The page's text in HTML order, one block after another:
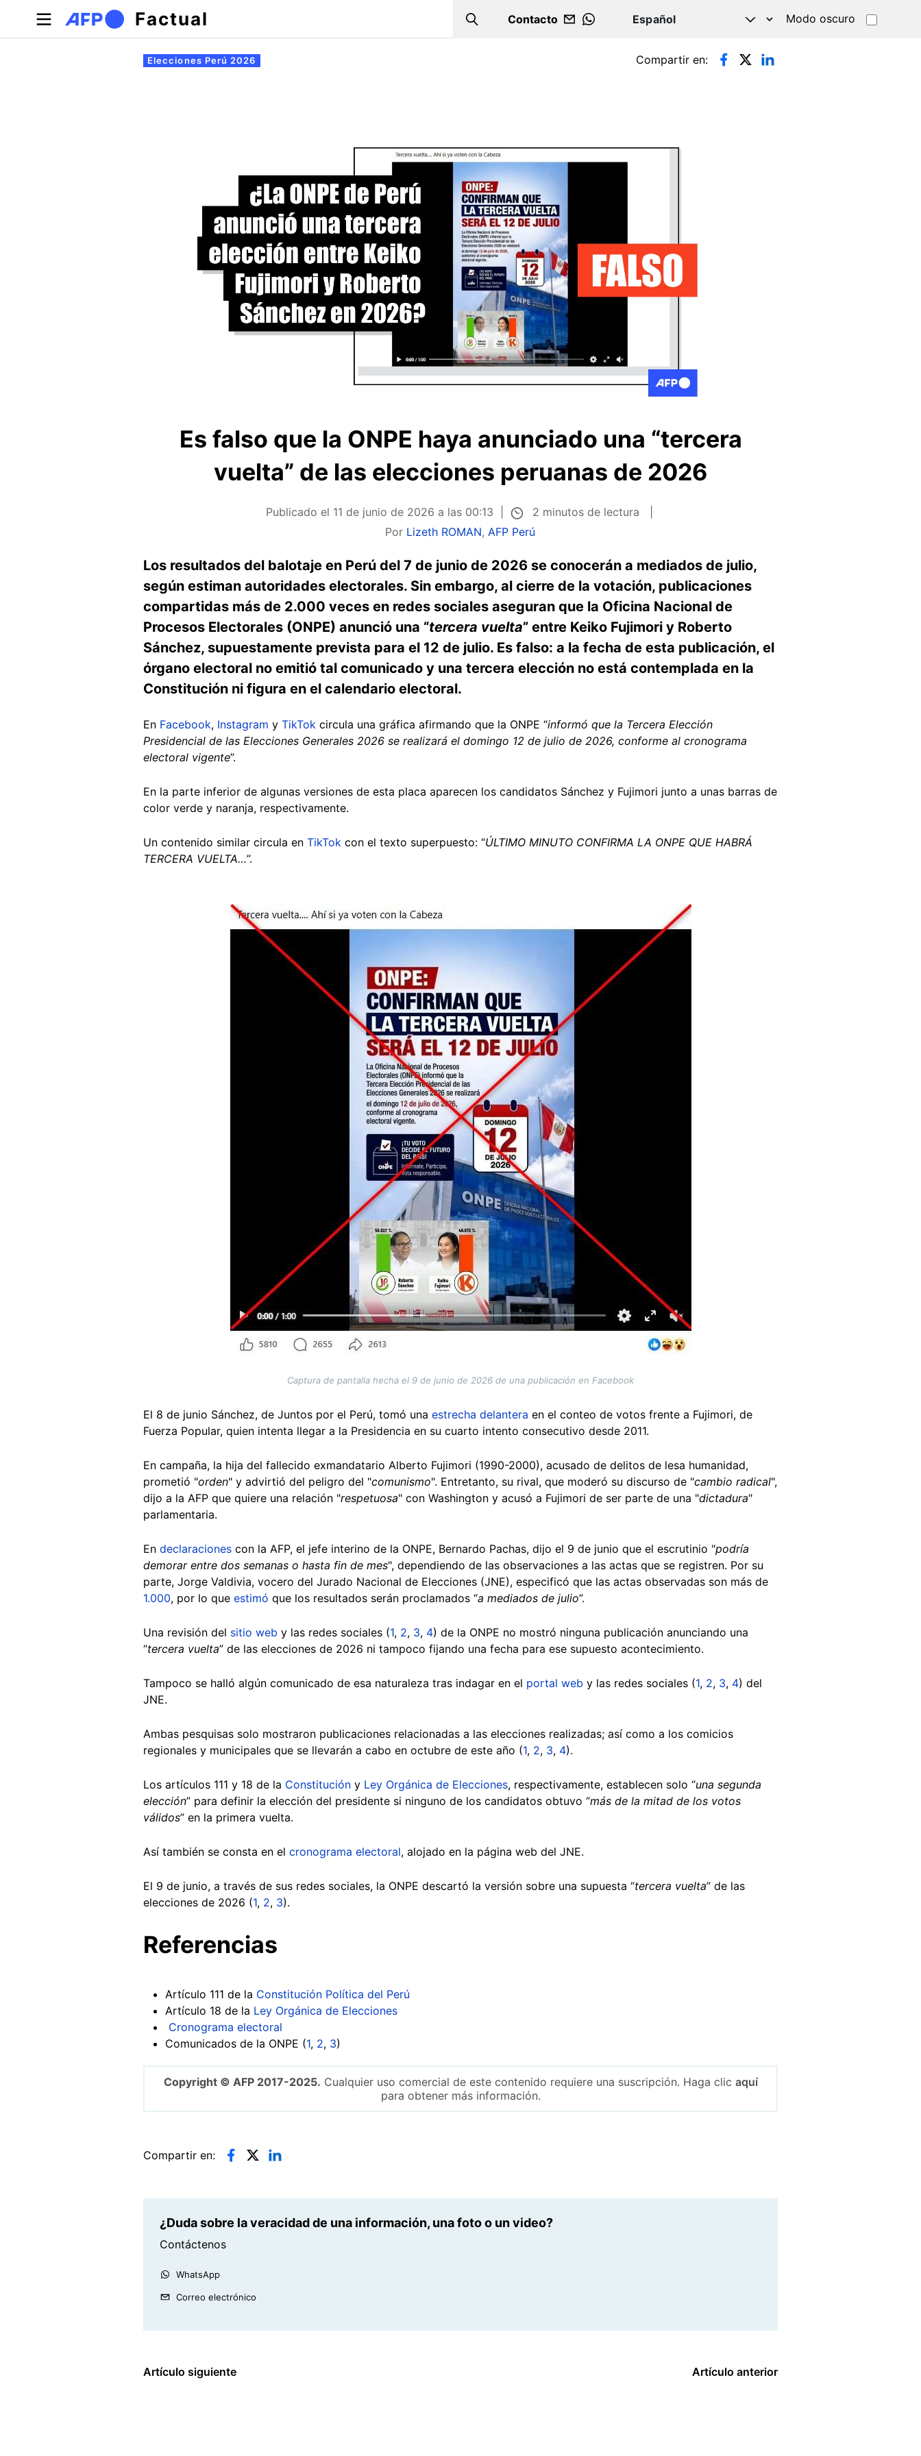
Pasar al contenido principal
Factual Search
Contacto
WHATSAPP
Modo oscuro
Solapas principales
Elecciones Perú 2026 Compartir en:
Es falso que la ONPE haya anunciado una “tercera
vuelta” de las elecciones peruanas de 2026
Publicado el 11 de junio de 2026 a las 00:13
2 minutos de lectura
Por Lizeth ROMAN, AFP Perú
Los resultados del balotaje en Perú del 7 de junio de 2026 se conocerán a mediados de julio,
según estiman autoridades electorales. Sin embargo, al cierre de la votación, publicaciones
compartidas más de 2.000 veces en redes sociales aseguran que la Oficina Nacional de
Procesos Electorales (ONPE) anunció una “tercera vuelta” entre Keiko Fujimori y Roberto
Sánchez, supuestamente prevista para el 12 de julio. Es falso: a la fecha de esta publicación, el
órgano electoral no emitió tal comunicado y una tercera elección no está contemplada en la
Constitución ni figura en el calendario electoral.
En Facebook, Instagram y TikTok circula una gráfica afirmando que la ONPE “informó que la Tercera Elección
Presidencial de las Elecciones Generales 2026 se realizará el domingo 12 de julio de 2026, conforme al cronograma
electoral vigente”.
En la parte inferior de algunas versiones de esta placa aparecen los candidatos Sánchez y Fujimori junto a unas barras de
color verde y naranja, respectivamente.
Un contenido similar circula en TikTok con el texto superpuesto: “ÚLTIMO MINUTO CONFIRMA LA ONPE QUE HABRÁ
TERCERA VUELTA…”.
Captura de pantalla hecha el 9 de junio de 2026 de una publicación en Facebook
El 8 de junio Sánchez, de Juntos por el Perú, tomó una estrecha delantera en el conteo de votos frente a Fujimori, de
Fuerza Popular, quien intenta llegar a la Presidencia en su cuarto intento consecutivo desde 2011.
En campaña, la hija del fallecido exmandatario Alberto Fujimori (1990-2000), acusado de delitos de lesa humanidad,
prometió "orden" y advirtió del peligro del "comunismo". Entretanto, su rival, que moderó su discurso de "cambio radical",
dijo a la AFP que quiere una relación "respetuosa" con Washington y acusó a Fujimori de ser parte de una "dictadura"
parlamentaria.
En declaraciones con la AFP, el jefe interino de la ONPE, Bernardo Pachas, dijo el 9 de junio que el escrutinio "podría
demorar entre dos semanas o hasta fin de mes", dependiendo de las observaciones a las actas que se registren. Por su
parte, Jorge Valdivia, vocero del Jurado Nacional de Elecciones (JNE), especificó que las actas observadas son más de
1.000, por lo que estimó que los resultados serán proclamados “a mediados de julio”.
Una revisión del sitio web y las redes sociales (1, 2, 3, 4) de la ONPE no mostró ninguna publicación anunciando una
“tercera vuelta” de las elecciones de 2026 ni tampoco fijando una fecha para ese supuesto acontecimiento.
Tampoco se halló algún comunicado de esa naturaleza tras indagar en el portal web y las redes sociales (1, 2, 3, 4) del
JNE.
Ambas pesquisas solo mostraron publicaciones relacionadas a las elecciones realizadas; así como a los comicios
regionales y municipales que se llevarán a cabo en octubre de este año (1, 2, 3, 4).
Los artículos 111 y 18 de la Constitución y Ley Orgánica de Elecciones, respectivamente, establecen solo “una segunda
elección” para definir la elección del presidente si ninguno de los candidatos obtuvo “más de la mitad de los votos
válidos” en la primera vuelta.
Así también se consta en el cronograma electoral, alojado en la página web del JNE.
El 9 de junio, a través de sus redes sociales, la ONPE descartó la versión sobre una supuesta “tercera vuelta” de las
elecciones de 2026 (1, 2, 3).
Referencias
Artículo 111 de la Constitución Política del Perú
Artículo 18 de la Ley Orgánica de Elecciones
Cronograma electoral
Comunicados de la ONPE (1, 2, 3)
Copyright © AFP 2017-2025. Cualquier uso comercial de este contenido requiere una suscripción. Haga clic aquí
para obtener más información.
Compartir en:
¿Duda sobre la veracidad de una información, una foto o un video?
Contáctenos
WhatsApp
Correo electrónico
Artículo siguiente Artículo anterior